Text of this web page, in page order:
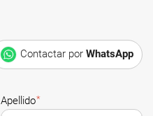
Contactar por WhatsApp
Apellido*